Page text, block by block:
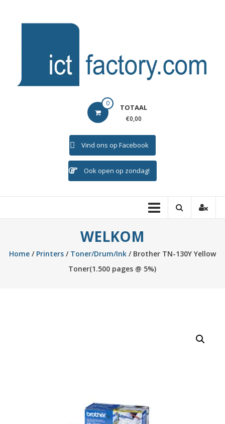
ICTFACTORY 0 TOTAAL
€0,00
Vind ons op Facebook
Ook open op zondag!
WELKOM
Home/ Printers/ Toner/Drum/Ink/ Brother TN-130Y Yellow
Toner(1.500 pages @ 5%)